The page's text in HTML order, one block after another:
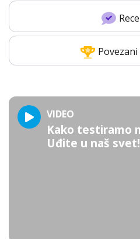
VIDEO
Kako testiramo
Uđite u naš svet!